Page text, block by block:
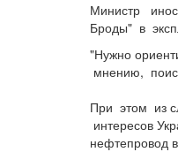
Министр
Броды" в
"Нужно
мнению,
При этом из
интересов
нефтепровод